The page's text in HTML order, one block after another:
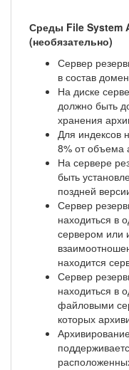
Среды File System
(необязательно)
Сервер
в состав
На диске
должно быть
хранения
Для индексов
8% от объема
На сервере
быть
поздней
Сервер
находиться в
сервером или
находится
Сервер
находиться в
файловыми
которых